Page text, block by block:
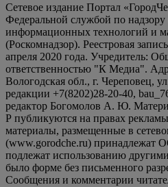
Сетевое издание Портал
Федеральной службой по надзору
информационных технологий и
(Роскомнадзор). Реестровая
апреля 2020 года. Учредитель:
ответственностью "К Медиа".
Вологодская обл., г. Череповец,
редакции +7(8202)28-20-40,
редактор Богомолов А. Ю.
Р публикуются на правах
материалы, размещенные в
(www.gorodche.ru)
подлежат использованию
было форме без письменного
Сообщения и комментарии